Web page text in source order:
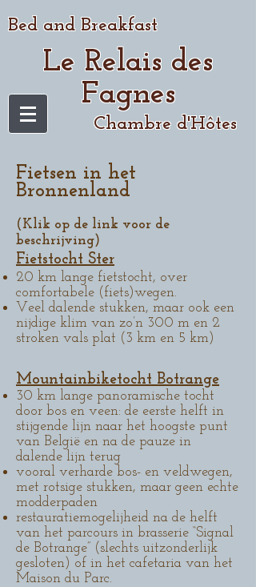
Bed and Breakfast
Chambre d'Hôtes
Le Relais des
Fagnes
Fietsen in het
Bronnenland
(Klik op de link voor de
beschrijving)
Fietstocht Ster
20 km lange fietstocht, over
comfortabele (fiets)wegen.
Veel dalende stukken, maar ook een
nijdige klim van zo’n 300 m en 2
stroken vals plat (3 km en 5 km)
Mountainbiketocht Botrange
30 km lange panoramische tocht
door bos en veen: de eerste helft in
stijgende lijn naar het hoogste punt
van België en na de pauze in
dalende lijn terug
vooral verharde bos- en veldwegen,
met rotsige stukken, maar geen echte
modderpaden
restauratiemogelijheid na de helft
van het parcours in brasserie “Signal
de Botrange” (slechts uitzonderlijk
gesloten) of in het cafetaria van het
Maison du Parc.